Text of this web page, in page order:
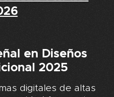
en Diseños
2025
digitales de altas